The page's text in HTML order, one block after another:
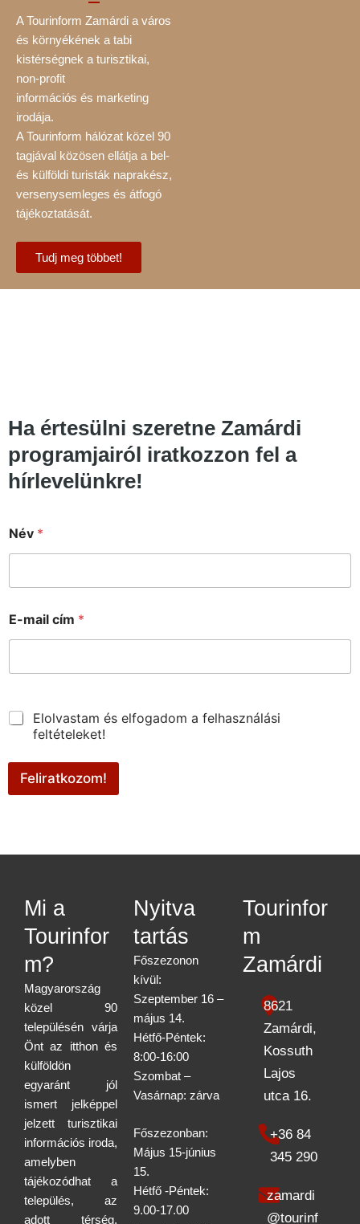
A Tourinform Zamárdi a város
és környékének a tabi
kistérségnek a turisztikai,
non-profit
információs és marketing
irodája.
A Tourinform hálózat közel 90
tagjával közösen ellátja a bel-
és külföldi turisták naprakész,
versenysemleges és átfogó
tájékoztatását.
Tudj meg többet!
Ha értesülni szeretne Zamárdi
programjairól iratkozzon fel a
hírlevelünkre!
Név *
é
v
-
m
i
E-mail cím *
Elolvastam és elfogadom a felhasználási
feltételeket!
Feliratkozom!
Mi a
Tourinfor
m?
Magyarország
közel 90
településén várja
Önt az itthon és
külföldön
egyaránt jól
ismert jelképpel
jelzett turisztikai
információs iroda,
amelyben
tájékozódhat a
település, az
adott térség,
Nyitva
tartás
Főszezonon
kívül:
Szeptember 16 –
május 14.
Hétfő-Péntek:
8:00-16:00
Szombat –
Vasárnap: zárva
Főszezonban:
Május 15-június
15.
Hétfő -Péntek:
9.00-17.00
Tourinfor
m
Zamárdi
8621
Zamárdi,
Kossuth
Lajos
utca 16.
+36 84
345 290
zamardi
@tourinf